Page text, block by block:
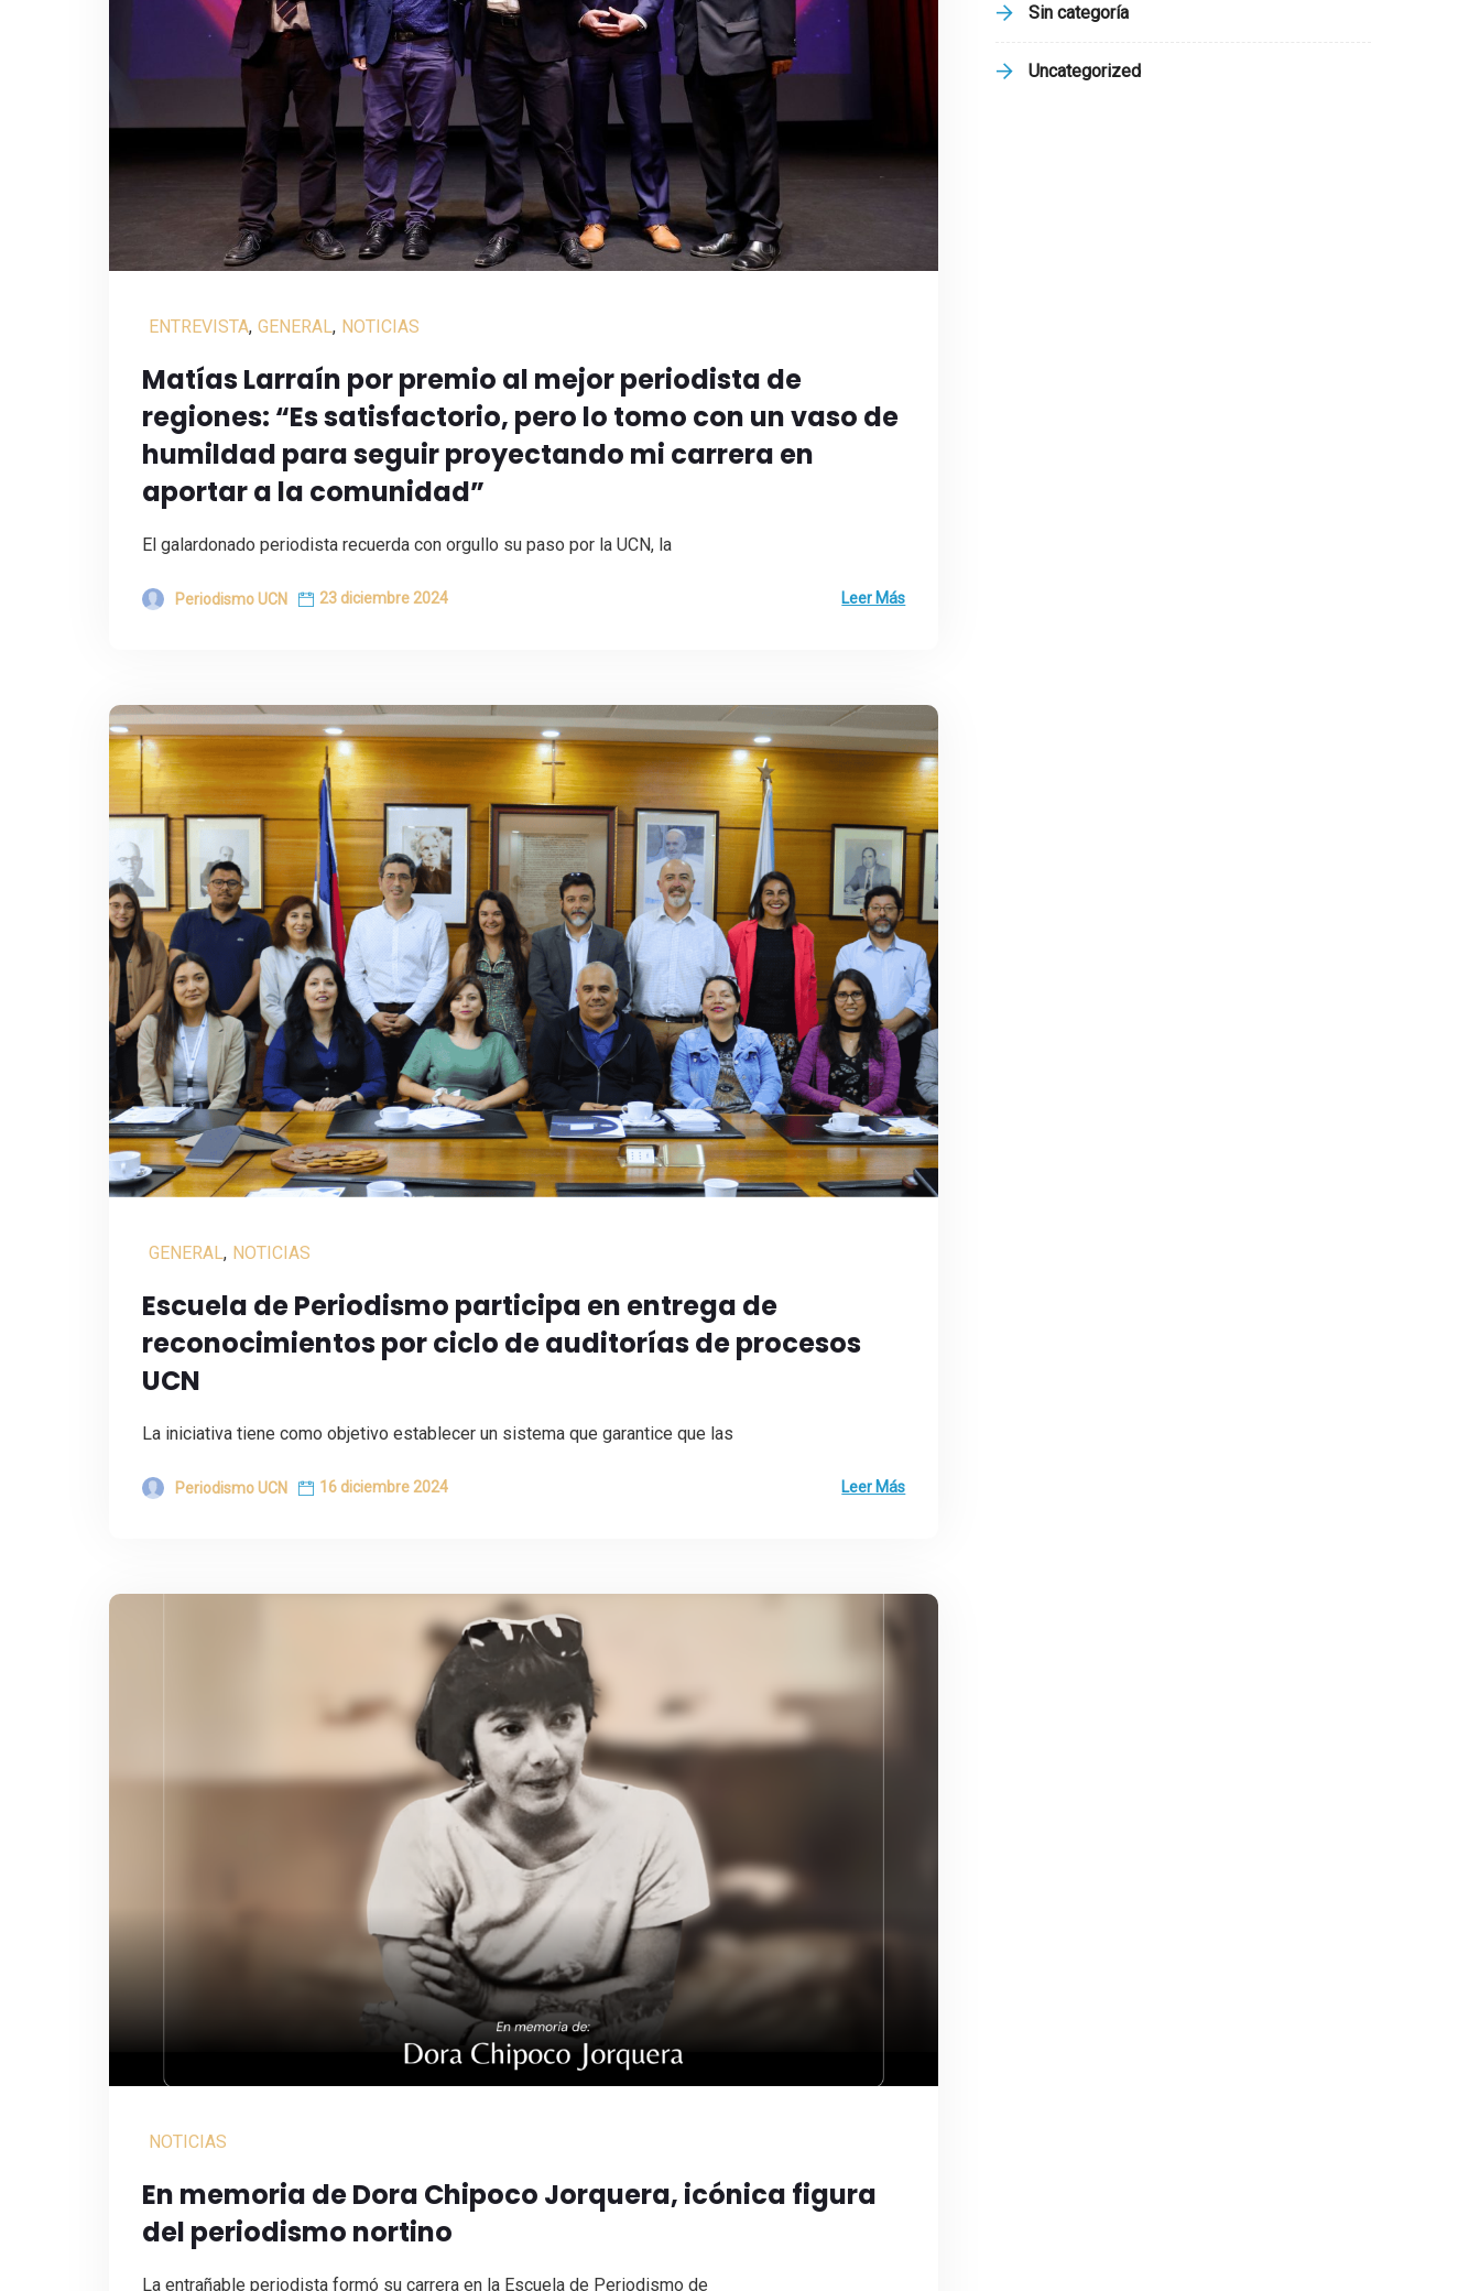
ENTREVISTA, GENERAL, NOTICIAS
Matías Larraín por premio al mejor periodista de
regiones: “Es satisfactorio, pero lo tomo con un vaso de
humildad para seguir proyectando mi carrera en
aportar a la comunidad”
El galardonado periodista recuerda con orgullo su paso por la UCN, la
Periodismo UCN 23 diciembre 2024 Leer Más
GENERAL, NOTICIAS
Escuela de Periodismo participa en entrega de
reconocimientos por ciclo de auditorías de procesos
UCN
La iniciativa tiene como objetivo establecer un sistema que garantice que las
Periodismo UCN 16 diciembre 2024 Leer Más
NOTICIAS
En memoria de Dora Chipoco Jorquera, icónica figura
del periodismo nortino
La entrañable periodista formó su carrera en la Escuela de Periodismo de
Sin categoría
Uncategorized